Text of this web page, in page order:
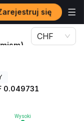
się
(Optimism) MIM
CHF
0.049731